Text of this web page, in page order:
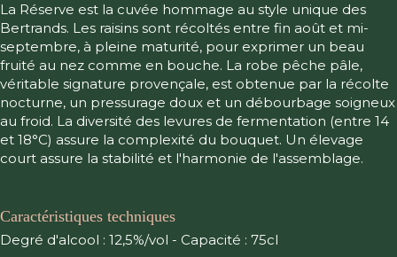
La Réserve est la cuvée hommage au style unique des
Bertrands. Les raisins sont récoltés entre fin août et mi-
septembre, à pleine maturité, pour exprimer un beau
fruité au nez comme en bouche. La robe pêche pâle,
véritable signature provençale, est obtenue par la récolte
nocturne, un pressurage doux et un débourbage soigneux
au froid. La diversité des levures de fermentation (entre 14
et 18°C) assure la complexité du bouquet. Un élevage
court assure la stabilité et l'harmonie de l'assemblage.
Caractéristiques techniques
Degré d'alcool : 12,5%/vol - Capacité : 75cl